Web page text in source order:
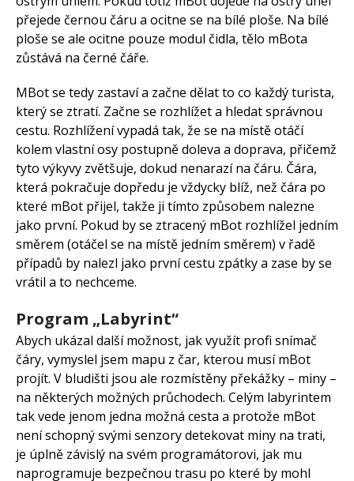
přejede černou čáru a ocitne se na bílé ploše. Na bílé
ploše se ale ocitne pouze modul čidla, tělo mBota
zůstává na černé čáře.
MBot se tedy zastaví a začne dělat to co každý turista,
který se ztratí. Začne se rozhlížet a hledat správnou
cestu. Rozhlížení vypadá tak, že se na místě otáčí
kolem vlastní osy postupně doleva a doprava, přičemž
tyto výkyvy zvětšuje, dokud nenarazí na čáru. Čára,
která pokračuje dopředu je vždycky blíž, než čára po
které mBot přijel, takže ji tímto způsobem nalezne
jako první. Pokud by se ztracený mBot rozhlížel jedním
směrem (otáčel se na místě jedním směrem) v řadě
případů by nalezl jako první cestu zpátky a zase by se
vrátil a to nechceme.
Program „Labyrint“
Abych ukázal další možnost, jak využít profi snímač
čáry, vymyslel jsem mapu z čar, kterou musí mBot
projít. V bludišti jsou ale rozmístěny překážky – miny –
na některých možných průchodech. Celým labyrintem
tak vede jenom jedna možná cesta a protože mBot
není schopný svými senzory detekovat miny na trati,
je úplně závislý na svém programátorovi, jak mu
naprogramuje bezpečnou trasu po které by mohl